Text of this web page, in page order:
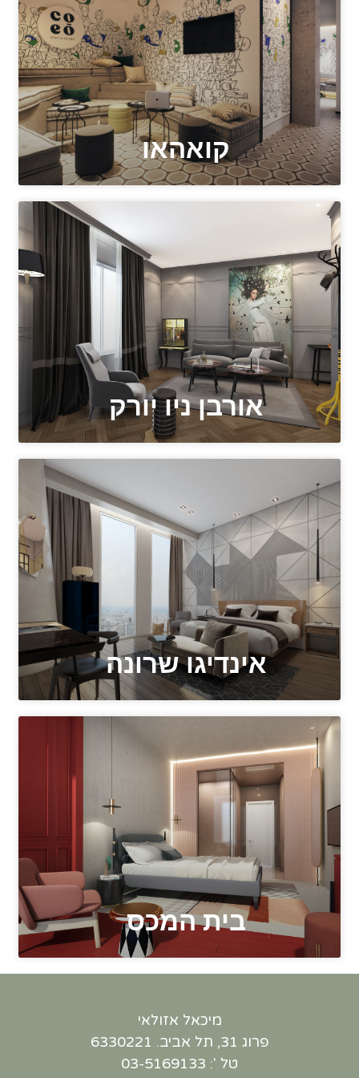
קואהאו
אורבן ניו יורק
אינדיגו שרונה
בית המכס
מיכאל אזולאי
פרוג 31, תל אביב. 6330221
טל ': 03-5169133